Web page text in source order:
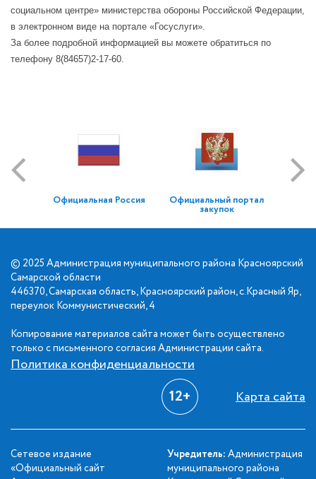
социальном центре» министерства обороны Российской Федерации,
в электронном виде на портале «Госуслуги».
За более подробной информацией вы можете обратиться по
телефону 8(84657)2-17-60.
Официальная Россия Официальный портал
закупок
© 2025 Администрация муниципального района Красноярский
Самарской области
446370, Самарская область, Красноярский район, с.Красный Яр,
переулок Коммунистический, 4
Копирование материалов сайта может быть осуществлено
только с письменного согласия Администрации сайта.
Политика конфиденциальности
12+ Карта сайта
Сетевое издание
«Официальный сайт
Учредитель: Администрация
муниципального района